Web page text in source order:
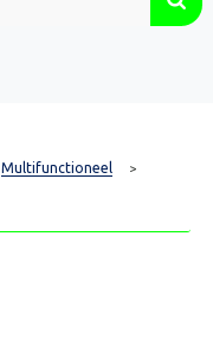
Multifunctioneel >